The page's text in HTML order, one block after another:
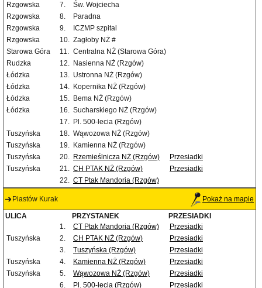
Rzgowska
7.
Św. Wojciecha
Rzgowska
8.
Paradna
Rzgowska
9.
ICZMP szpital
Rzgowska
10. Zagłoby NŻ #
Starowa Góra
11. Centralna NŻ (Starowa Góra)
Rudzka
12. Nasienna NŻ (Rzgów)
Łódzka
13. Ustronna NŻ (Rzgów)
Łódzka
14. Kopernika NŻ (Rzgów)
Łódzka
15. Bema NŻ (Rzgów)
Łódzka
16. Sucharskiego NŻ (Rzgów)
17. Pl. 500-lecia (Rzgów)
Tuszyńska
18. Wąwozowa NŻ (Rzgów)
Tuszyńska
19. Kamienna NŻ (Rzgów)
Tuszyńska
20. Rzemieślnicza NŻ (Rzgów)
Przesiadki
Tuszyńska
21. CH PTAK NŻ (Rzgów)
Przesiadki
22. CT Ptak Mandoria (Rzgów)
Piastów Kurak Pokaż na mapie
ULICA PRZYSTANEK
PRZESIADKI
1.
CT Ptak Mandoria (Rzgów)
Przesiadki
Tuszyńska
2. CH PTAK NŻ (Rzgów)
Przesiadki
3.
Tuszyńska (Rzgów)
Przesiadki
Tuszyńska
4. Kamienna NŻ (Rzgów)
Przesiadki
Tuszyńska
5. Wąwozowa NŻ (Rzgów)
Przesiadki
6.
Pl. 500-lecia (Rzgów) Przesiadki